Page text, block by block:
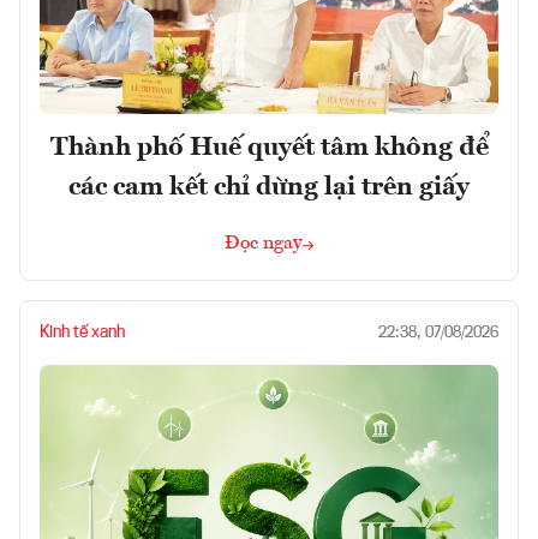
Thành phố Huế quyết tâm không để
các cam kết chỉ dừng lại trên giấy
Đọc ngay
Kinh tế xanh 22:38, 07/08/2026